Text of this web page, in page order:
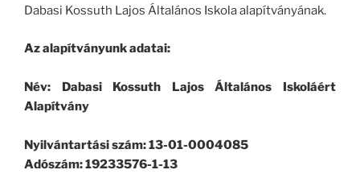
Dabasi Kossuth Lajos Általános Iskola alapítványának.
Az alapítványunk adatai:
Név: Dabasi Kossuth Lajos Általános Iskoláért
Alapítvány
Nyilvántartási szám: 13-01-0004085
Adószám: 19233576-1-13